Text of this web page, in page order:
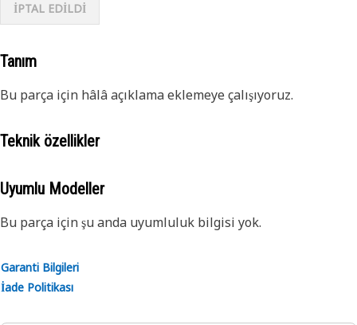
İPTAL EDİLDİ
Tanım
Bu parça için hâlâ açıklama eklemeye çalışıyoruz.
Teknik özellikler
Uyumlu Modeller
Bu parça için şu anda uyumluluk bilgisi yok.
Garanti Bilgileri
İade Politikası